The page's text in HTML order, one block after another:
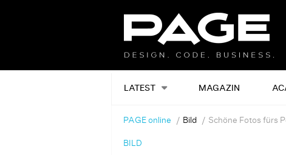
LATEST MAGAZIN
PAGE online Bild Schöne Fotos fürs
BILD